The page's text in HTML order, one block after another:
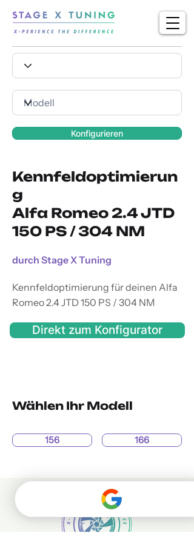
Konfigurieren
Kennfeldoptimierun
g
Alfa Romeo 2.4 JTD
150 PS / 304 NM
durch Stage X Tuning
Kennfeldoptimierung für deinen Alfa
Romeo 2.4 JTD 150 PS / 304 NM
Direkt zum Konfigurator
Wählen Ihr Modell
156 166